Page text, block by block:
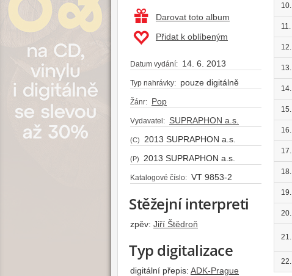
Darovat toto album
Přidat k oblíbeným
Datum vydání: 14. 6. 2013
Typ nahrávky: pouze digitálně
Žánr: Pop
Vydavatel: SUPRAPHON a.s.
(C) 2013 SUPRAPHON a.s.
(P) 2013 SUPRAPHON a.s.
Katalogové číslo: VT 9853-2
Stěžejní interpreti
zpěv: Jiří Štědroň
Typ digitalizace
digitální přepis: ADK-Prague
10.
11.
12.
13.
14.
15.
16.
17.
18.
19.
20.
21.
22.